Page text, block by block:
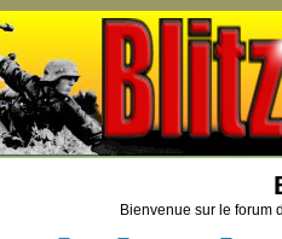
Bienvenue sur le forum